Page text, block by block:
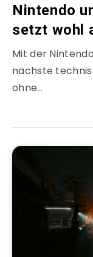
Nintendo
setzt wohl
Mit der
nächste
ohne…